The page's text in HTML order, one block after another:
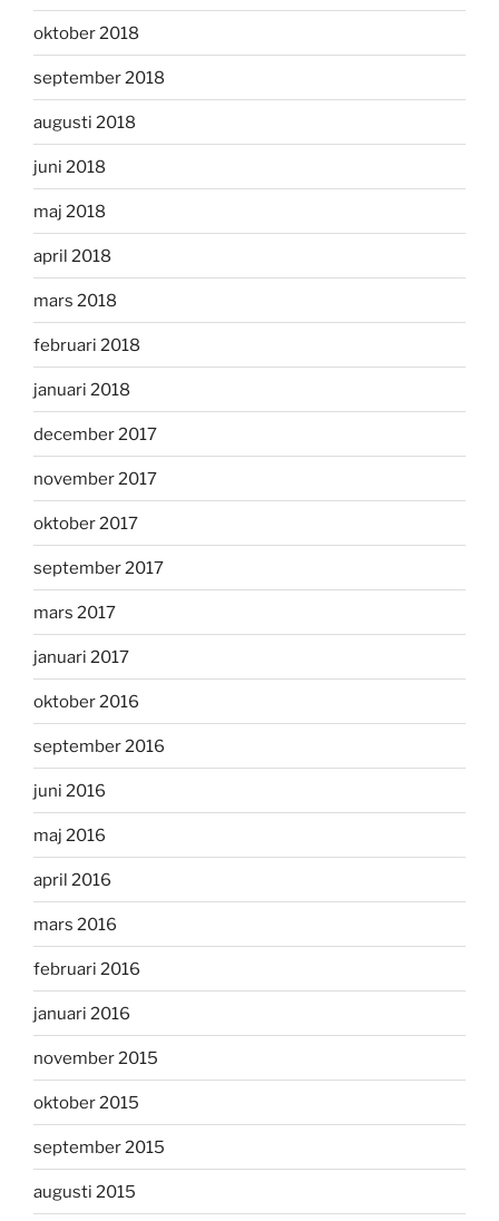
oktober 2018
september 2018
augusti 2018
juni 2018
maj 2018
april 2018
mars 2018
februari 2018
januari 2018
december 2017
november 2017
oktober 2017
september 2017
mars 2017
januari 2017
oktober 2016
september 2016
juni 2016
maj 2016
april 2016
mars 2016
februari 2016
januari 2016
november 2015
oktober 2015
september 2015
augusti 2015